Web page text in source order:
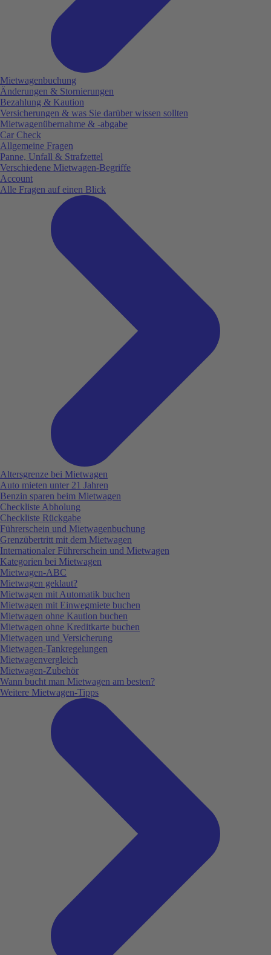
Mietwagenbuchung
Änderungen & Stornierungen
Bezahlung & Kaution
Versicherungen & was Sie darüber wissen sollten
Mietwagenübernahme & -abgabe
Car Check
Allgemeine Fragen
Panne, Unfall & Strafzettel
Verschiedene Mietwagen-Begriffe
Account
Alle Fragen auf einen Blick
Altersgrenze bei Mietwagen
Auto mieten unter 21 Jahren
Benzin sparen beim Mietwagen
Checkliste Abholung
Checkliste Rückgabe
Führerschein und Mietwagenbuchung
Grenzübertritt mit dem Mietwagen
Internationaler Führerschein und Mietwagen
Kategorien bei Mietwagen
Mietwagen-ABC
Mietwagen geklaut?
Mietwagen mit Automatik buchen
Mietwagen mit Einwegmiete buchen
Mietwagen ohne Kaution buchen
Mietwagen ohne Kreditkarte buchen
Mietwagen und Versicherung
Mietwagen-Tankregelungen
Mietwagenvergleich
Mietwagen-Zubehör
Wann bucht man Mietwagen am besten?
Weitere Mietwagen-Tipps